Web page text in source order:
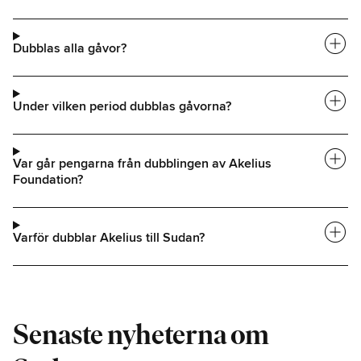
Dubblas alla gåvor? add_circle
Under vilken period dubblas gåvorna? add_circle
Var går pengarna från dubblingen av Akelius
Foundation?
add_circle
Varför dubblar Akelius till Sudan? add_circle
Senaste nyheterna om